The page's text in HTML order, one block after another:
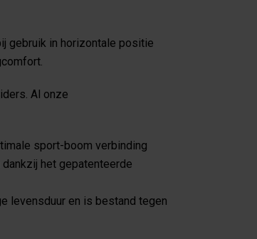
gebruik in horizontale positie
Al onze
sport-boom verbinding
het gepatenteerde
levensduur en is bestand tegen